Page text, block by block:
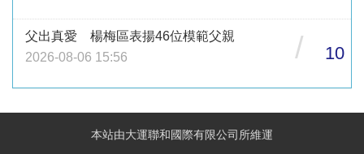
父出真愛 楊梅區表揚46位模範父親
2026-08-06 15:56
/ 10
本站由大運聯和國際有限公司所維運